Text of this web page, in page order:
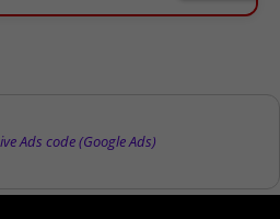
Ads code (Google Ads)